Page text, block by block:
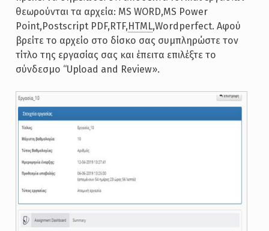
θεωρούνται τα αρχεία: MS WORD,MS Power
Point,Postscript PDF,RTF, HTML,Wordperfect. Αφού
βρείτε το αρχείο στο δίσκο σας συμπληρώστε τον
τίτλο της εργασίας σας και έπειτα επιλέξτε το
σύνδεσμο “Upload and Review».